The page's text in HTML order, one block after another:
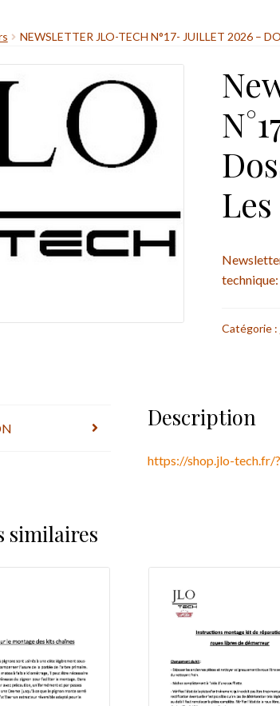
NEWSLETTER JLO-TECH N°17- JUILLET 2026 –
Catégorie :
Description
https://shop.jlo-tech.fr/
similaires